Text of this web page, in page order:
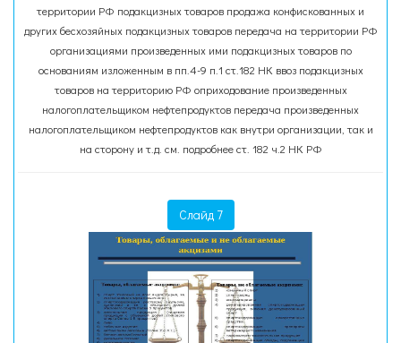
территории РФ подакцизных товаров продажа конфискованных и
других бесхозяйных подакцизных товаров передача на территории РФ
организациями произведенных ими подакцизных товаров по
основаниям изложенным в пп.4-9 п.1 ст.182 НК ввоз подакцизных
товаров на территорию РФ оприходование произведенных
налогоплательщиком нефтепродуктов передача произведенных
налогоплательщиком нефтепродуктов как внутри организации, так и
на сторону и т.д. см. подробнее ст. 182 ч.2 НК РФ
Слайд 7